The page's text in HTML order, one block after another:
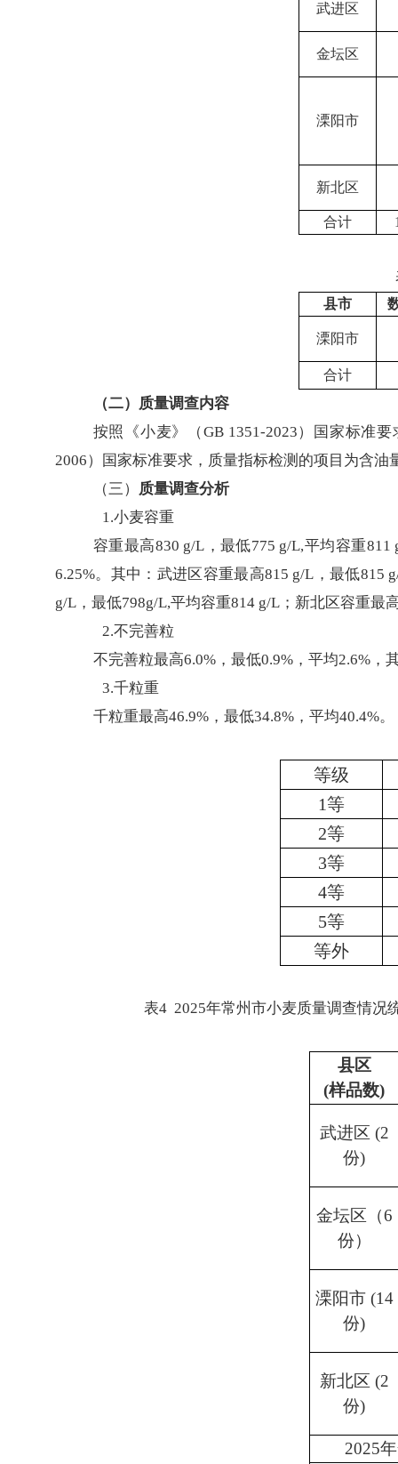
武进区
金坛区
溧阳市
新北区
合计
县市
溧阳市
合计
（二）质量调查内容
按照《小麦》（GB 1351-2023）国家标准
2006）国家标准要求，质量指标检测的项目为含
（三） 质量调查分析
1.小麦容重
容重最高830 g/L，最低775 g/L,平均容重
6.25%。其中：武进区容重最高815 g/L，最低815
g/L，最低798g/L,平均容重814 g/L；新北区容重最
2.不完善粒
不完善粒最高6.0%，最低0.9%，平均2.6%，
3.千粒重
千粒重最高46.9%，最低34.8%，平均40.4%。
等级
1等
2等
3等
4等
5等
等外
表4 2025年常州市小麦质量调查情况
县区
(样品数)
武进区 (2
份)
金坛区（6
份）
溧阳市 (14
份)
新北区 (2
份)
2025